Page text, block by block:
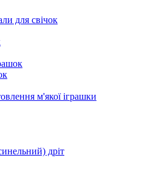
для свічок
м'якої іграшки
дріт